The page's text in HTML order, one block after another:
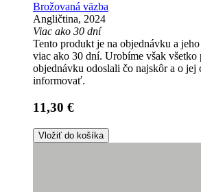
Brožovaná väzba
Angličtina, 2024
Viac ako 30 dní
Tento produkt je na objednávku a
viac ako 30 dní. Urobíme však všetko
objednávku odoslali čo najskôr a o jej
informovať.
11,30 €
Vložiť do košíka